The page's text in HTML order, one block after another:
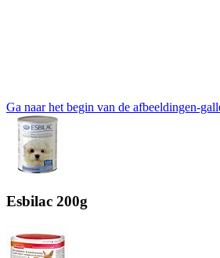
Ga naar het begin van de afbeeldingen-
Esbilac 200g